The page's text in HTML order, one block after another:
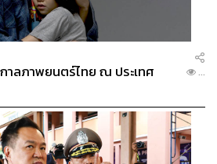
าลภาพยนตร์ไทย ณ ประเทศ
...